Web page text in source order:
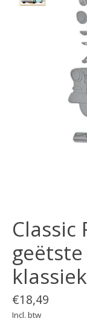
Classic
€18,49
Incl. btw